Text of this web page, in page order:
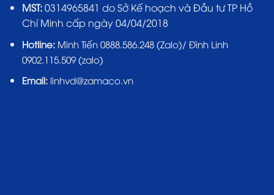
MST:0314965841 do Sở Kế hoạch và Đầu tư TP Hồ
Chí Minh cấp ngày 04/04/2018
Hotline: Minh Tiến 0888.586.248 (Zalo)/ Đình Linh
0902.115.509 (zalo)
Email:linhvd@zamaco.vn